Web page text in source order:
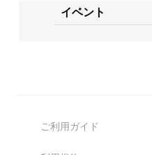
イベント
ご利用ガイド